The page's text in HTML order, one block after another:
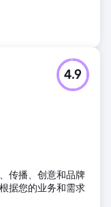
！ （2021 年为
（同比） - 2022
4.9
传播、创意和品牌
据您的业务和需求